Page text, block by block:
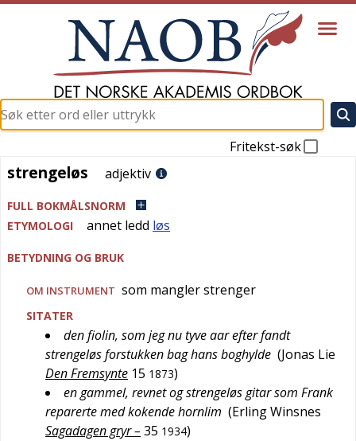
Fritekst-søk
strengeløs
strengeløs adjektiv
FULL BOKMÅLSNORM
ETYMOLOGI
annet ledd løs
BETYDNING OG BRUK
OM INSTRUMENT som mangler strenger
SITATER
den fiolin, som jeg nu tyve aar efter fandt
strengeløs forstukken bag hans boghylde (Jonas Lie
Den Fremsynte 15 1873)
en gammel, revnet og strengeløs gitar som Frank
reparerte med kokende hornlim (Erling Winsnes
Sagadagen gryr – 35 1934)